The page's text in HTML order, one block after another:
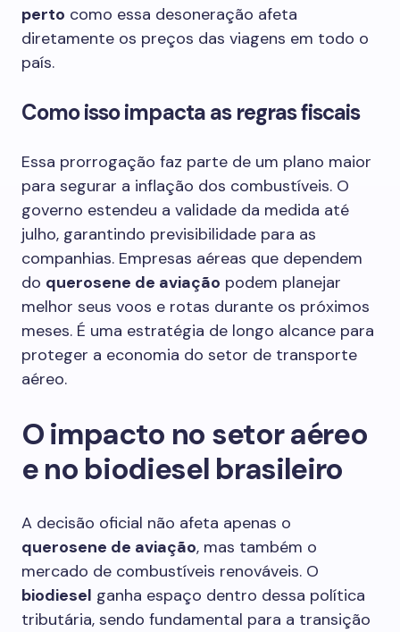
perto como essa desoneração afeta
diretamente os preços das viagens em todo o
país.
Como isso impacta as regras fiscais
Essa prorrogação faz parte de um plano maior
para segurar a inflação dos combustíveis. O
governo estendeu a validade da medida até
julho, garantindo previsibilidade para as
companhias. Empresas aéreas que dependem
do querosene de aviação podem planejar
melhor seus voos e rotas durante os próximos
meses. É uma estratégia de longo alcance para
proteger a economia do setor de transporte
aéreo.
O impacto no setor aéreo
e no biodiesel brasileiro
A decisão oficial não afeta apenas o
querosene de aviação, mas também o
mercado de combustíveis renováveis. O
biodiesel ganha espaço dentro dessa política
tributária, sendo fundamental para a transição